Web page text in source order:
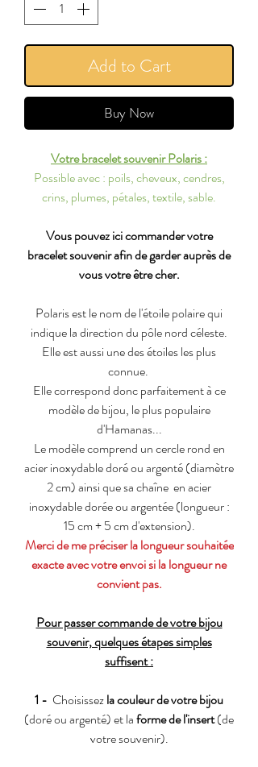
Add to Cart
Buy Now
Votre bracelet souvenir Polaris :
Possible avec : poils, cheveux, cendres,
crins, plumes, pétales, textile, sable.
Vous pouvez ici commander votre
bracelet souvenir afin de garder auprès de
vous votre être cher.
Polaris est le nom de l'étoile polaire qui
indique la direction du pôle nord céleste.
Elle est aussi une des étoiles les plus
connue.
Elle correspond donc parfaitement à ce
modèle de bijou, le plus populaire
d'Hamanas...
Le modèle comprend un cercle rond en
acier inoxydable doré ou argenté (diamètre
2 cm) ainsi que sa chaîne en acier
inoxydable dorée ou argentée (longueur :
15 cm + 5 cm d'extension).
Merci de me préciser la longueur souhaitée
exacte avec votre envoi si la longueur ne
convient pas.
Pour passer commande de votre bijou
souvenir, quelques étapes simples
suffisent :
1 - Choisissezla couleur de votre bijou
(doré ou argenté) et laforme de l'insert(de
votre souvenir).